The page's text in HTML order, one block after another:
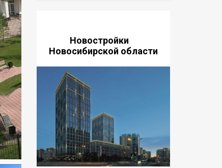
Новостройки
Новосибирской области